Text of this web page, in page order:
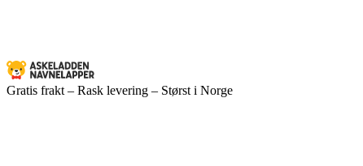
Gratis frakt – Rask levering – Størst i Norge